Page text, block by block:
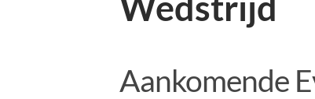
Aankomende